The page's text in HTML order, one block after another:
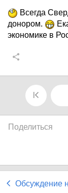
Всегда
донором.
экономике в
Поделиться
Обсуждение